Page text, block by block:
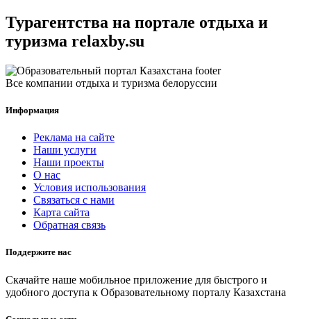
Турагентства на портале отдыха и
туризма relaxby.su
Все компании отдыха и туризма белоруссии
Информация
Реклама на сайте
Наши услуги
Наши проекты
О нас
Условия использования
Связаться с нами
Карта сайта
Обратная связь
Поддержите нас
Скачайте наше мобильное приложение для быстрого и
удобного доступа к Образовательному порталу Казахстана